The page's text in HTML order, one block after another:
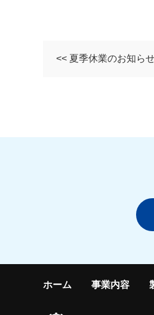
<< 夏季休業のお知ら
ホーム 事業内容